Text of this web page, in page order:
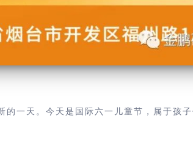
一天。今天是国际六一儿童节，属于孩子